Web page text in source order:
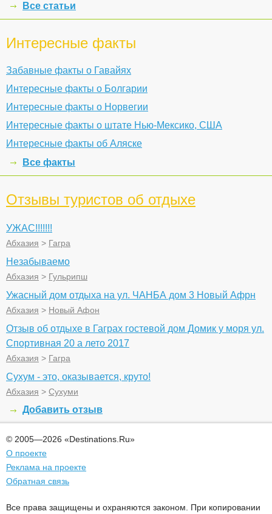
Все статьи
Интересные факты
Забавные факты о Гавайях
Интересные факты о Болгарии
Интересные факты о Норвегии
Интересные факты о штате Нью-Мексико, США
Интересные факты об Аляске
Все факты
Отзывы туристов об отдыхе
УЖАС!!!!!!!
Абхазия > Гагра
Незабываемо
Абхазия > Гульрипш
Ужасный дом отдыха на ул. ЧАНБА дом 3 Новый Афрн
Абхазия > Новый Афон
Отзыв об отдыхе в Гаграх гостевой дом Домик у моря ул.
Спортивная 20 а лето 2017
Абхазия > Гагра
Сухум - это, оказывается, круто!
Абхазия > Сухуми
Добавить отзыв
© 2005—2026 «Destinations.Ru»
О проекте
Реклама на проекте
Обратная связь
Все права защищены и охраняются законом. При копировании